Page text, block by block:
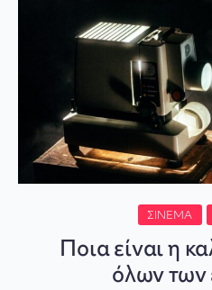
ΣΙΝΕΜΆ
Ποια είναι η
όλων